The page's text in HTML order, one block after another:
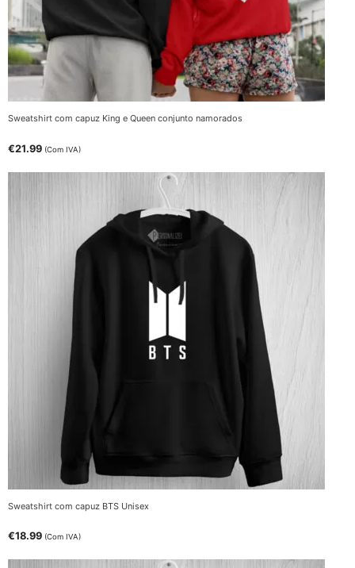
Sweatshirt com capuz King e Queen conjunto namorados
€21.99 (Com IVA)
Sweatshirt com capuz BTS Unisex
€18.99 (Com IVA)